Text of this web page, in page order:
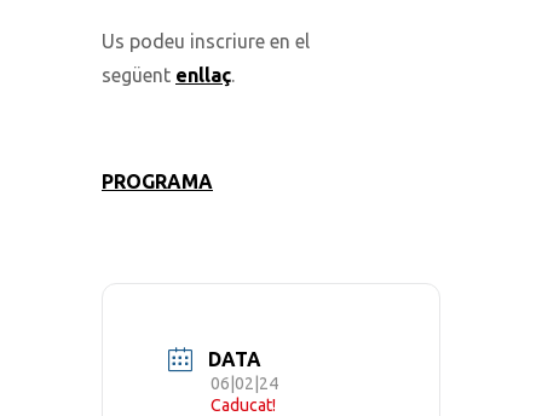
Us podeu inscriure en el
següent enllaç.
PROGRAMA
DATA
06|02|24
Caducat!